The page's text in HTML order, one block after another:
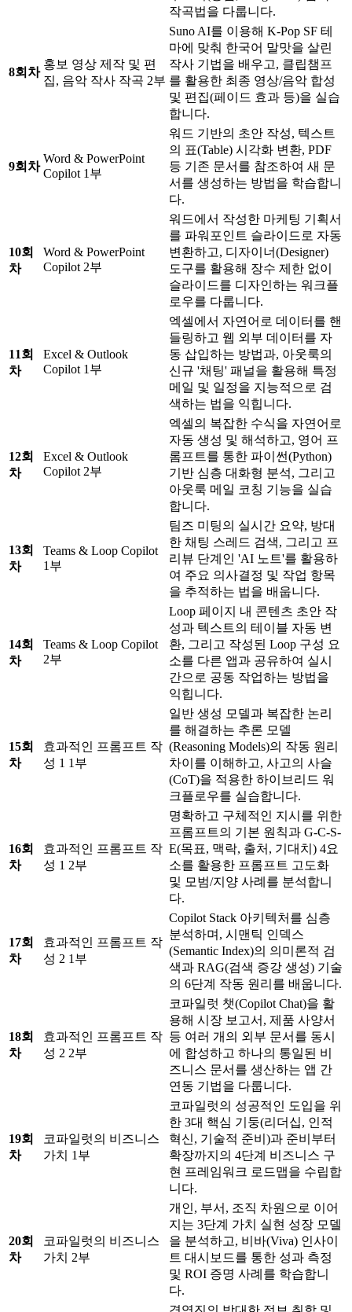
작곡법을 다룹니다.
8회차
홍보 영상 제작 및 편
집, 음악 작사 작곡 2부
Suno AI를 이용해 K-Pop SF 테
마에 맞춰 한국어 말맛을 살린
작사 기법을 배우고, 클립챔프
를 활용한 최종 영상/음악 합성
및 편집(페이드 효과 등)을 실습
합니다.
9회차
Word & PowerPoint
Copilot 1부
워드 기반의 초안 작성, 텍스트
의 표(Table) 시각화 변환, PDF
등 기존 문서를 참조하여 새 문
서를 생성하는 방법을 학습합니
다.
10회
차
Word & PowerPoint
Copilot 2부
워드에서 작성한 마케팅 기획서
를 파워포인트 슬라이드로 자동
변환하고, 디자이너(Designer)
도구를 활용해 장수 제한 없이
슬라이드를 디자인하는 워크플
로우를 다룹니다.
11회
차
Excel & Outlook
Copilot 1부
엑셀에서 자연어로 데이터를 핸
들링하고 웹 외부 데이터를 자
동 삽입하는 방법과, 아웃룩의
신규 '채팅' 패널을 활용해 특정
메일 및 일정을 지능적으로 검
색하는 법을 익힙니다.
12회
차
Excel & Outlook
Copilot 2부
엑셀의 복잡한 수식을 자연어로
자동 생성 및 해석하고, 영어 프
롬프트를 통한 파이썬(Python)
기반 심층 대화형 분석, 그리고
아웃룩 메일 코칭 기능을 실습
합니다.
13회
차
Teams & Loop Copilot
1부
팀즈 미팅의 실시간 요약, 방대
한 채팅 스레드 검색, 그리고 프
리뷰 단계인 'AI 노트'를 활용하
여 주요 의사결정 및 작업 항목
을 추적하는 법을 배웁니다.
14회
차
Teams & Loop Copilot
2부
Loop 페이지 내 콘텐츠 초안 작
성과 텍스트의 테이블 자동 변
환, 그리고 작성된 Loop 구성 요
소를 다른 앱과 공유하여 실시
간으로 공동 작업하는 방법을
익힙니다.
15회
차
효과적인 프롬프트 작
성 1 1부
일반 생성 모델과 복잡한 논리
를 해결하는 추론 모델
(Reasoning Models)의 작동 원리
차이를 이해하고, 사고의 사슬
(CoT)을 적용한 하이브리드 워
크플로우를 실습합니다.
16회
차
효과적인 프롬프트 작
성 1 2부
명확하고 구체적인 지시를 위한
프롬프트의 기본 원칙과 G-C-S-
E(목표, 맥락, 출처, 기대치) 4요
소를 활용한 프롬프트 고도화
및 모범/지양 사례를 분석합니
다.
17회
차
효과적인 프롬프트 작
성 2 1부
Copilot Stack 아키텍처를 심층
분석하며, 시맨틱 인덱스
(Semantic Index)의 의미론적 검
색과 RAG(검색 증강 생성) 기술
의 6단계 작동 원리를 배웁니다.
18회
차
효과적인 프롬프트 작
성 2 2부
코파일럿 챗(Copilot Chat)을 활
용해 시장 보고서, 제품 사양서
등 여러 개의 외부 문서를 동시
에 합성하고 하나의 통일된 비
즈니스 문서를 생산하는 앱 간
연동 기법을 다룹니다.
19회
차
코파일럿의 비즈니스
가치 1부
코파일럿의 성공적인 도입을 위
한 3대 핵심 기둥(리더십, 인적
혁신, 기술적 준비)과 준비부터
확장까지의 4단계 비즈니스 구
현 프레임워크 로드맵을 수립합
니다.
20회
차
코파일럿의 비즈니스
가치 2부
개인, 부서, 조직 차원으로 이어
지는 3단계 가치 실현 성장 모델
을 분석하고, 비바(Viva) 인사이
트 대시보드를 통한 성과 측정
및 ROI 증명 사례를 학습합니
다.